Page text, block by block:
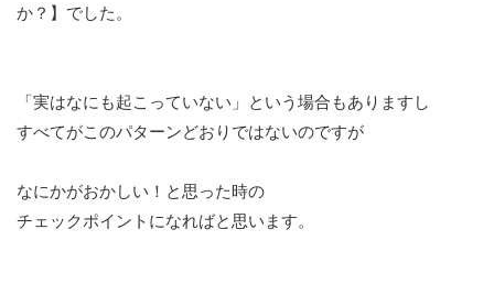
か？】でした。
「実はなにも起こっていない」という場合もありますし
すべてがこのパターンどおりではないのですが
なにかがおかしい！と思った時の
チェックポイントになればと思います。